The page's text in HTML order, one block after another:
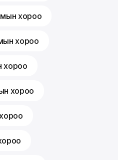
хороо
хороо
хороо
хороо